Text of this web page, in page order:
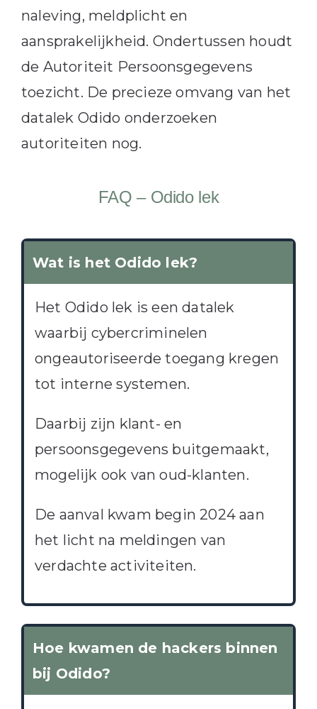
naleving, meldplicht en
aansprakelijkheid. Ondertussen houdt
de Autoriteit Persoonsgegevens
toezicht. De precieze omvang van het
datalek Odido onderzoeken
autoriteiten nog.
FAQ – Odido lek
Wat is het Odido lek?
Het Odido lek is een datalek
waarbij cybercriminelen
ongeautoriseerde toegang kregen
tot interne systemen.
Daarbij zijn klant- en
persoonsgegevens buitgemaakt,
mogelijk ook van oud-klanten.
De aanval kwam begin 2024 aan
het licht na meldingen van
verdachte activiteiten.
Hoe kwamen de hackers binnen
bij Odido?